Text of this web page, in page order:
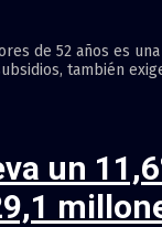
de 52 años es
también
un